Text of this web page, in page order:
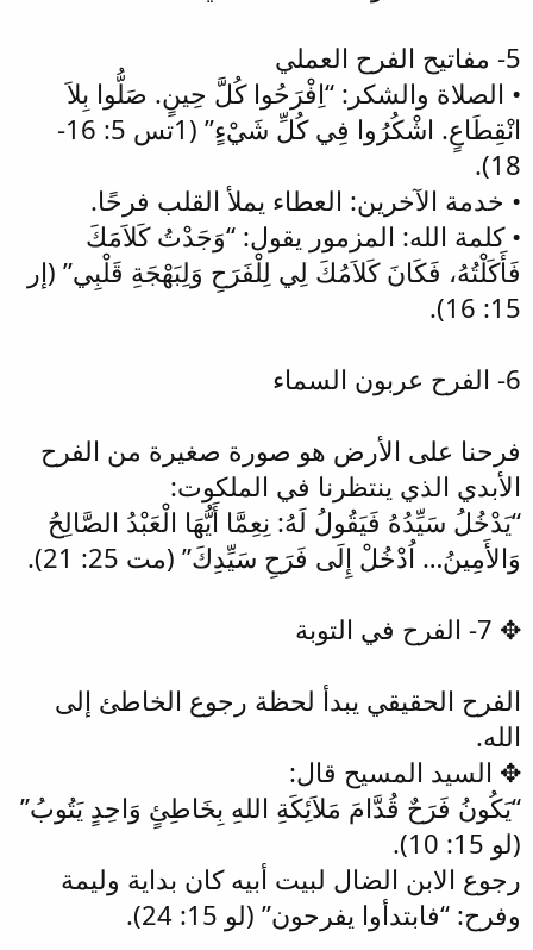
5- مفاتيح الفرح العملي
• الصلاة والشكر: “اِفْرَحُوا كُلَّ حِينٍ. صَلُّوا بِلاَ
انْقِطَاعٍ. اشْكُرُوا فِي كُلِّ شَيْءٍ” (1تس 5: 16-
18).
• خدمة الآخرين: العطاء يملأ القلب فرحًا.
• كلمة الله: المزمور يقول: “وَجَدْتُ كَلاَمَكَ
فَأَكَلْتُهُ، فَكَانَ كَلاَمُكَ لِي لِلْفَرَحِ وَلِبَهْجَةِ قَلْبِي” (إر
15: 16).
6- الفرح عربون السماء
فرحنا على الأرض هو صورة صغيرة من الفرح
الأبدي الذي ينتظرنا في الملكوت:
“يَدْخُلُ سَيِّدُهُ فَيَقُولُ لَهُ: نِعِمَّا أَيُّهَا الْعَبْدُ الصَّالِحُ
وَالأَمِينُ… اُدْخُلْ إِلَى فَرَحِ سَيِّدِكَ” (مت 25: 21).
✥ 7- الفرح في التوبة
الفرح الحقيقي يبدأ لحظة رجوع الخاطئ إلى
الله.
✥ السيد المسيح قال:
“يَكُونُ فَرَحٌ قُدَّامَ مَلاَئِكَةِ اللهِ بِخَاطِئٍ وَاحِدٍ يَتُوبُ”
(لو 15: 10).
رجوع الابن الضال لبيت أبيه كان بداية وليمة
وفرح: “فابتدأوا يفرحون” (لو 15: 24).